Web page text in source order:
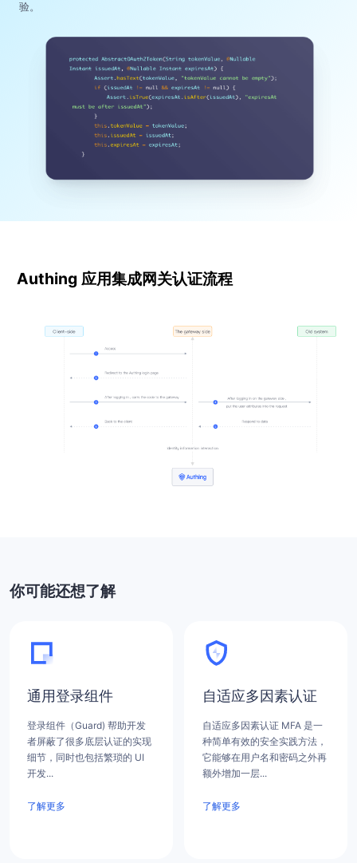
验。
Authing 应用集成网关认证流程
你可能还想了解
通用登录组件
登录组件（Guard) 帮助开发
者屏蔽了很多底层认证的实现
细节，同时也包括繁琐的 UI
开发...
了解更多
自适应多因素认证
自适应多因素认证 MFA 是一
种简单有效的安全实践方法，
它能够在用户名和密码之外再
额外增加一层...
了解更多